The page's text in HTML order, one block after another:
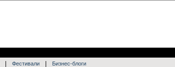
Фестивали Бизнес-блоги